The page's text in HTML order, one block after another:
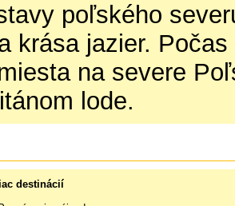
poľského
krása jazier.
na severe
lode.
destinácií